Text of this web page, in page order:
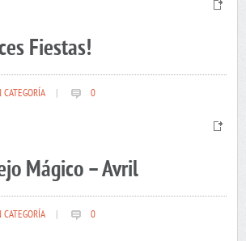
Fiestas!
CATEGORÍA 0
Mágico – Avril
CATEGORÍA 0